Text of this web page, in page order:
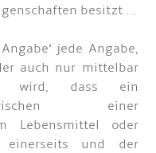
besitzt …
jede Angabe,
auch nur mittelbar
wird, dass ein
einer
Lebensmittel oder
einerseits und der